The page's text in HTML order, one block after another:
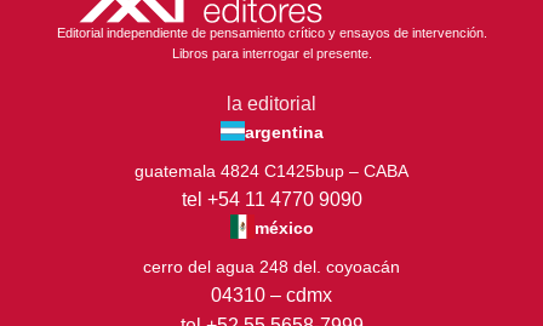
Editorial independiente de pensamiento crítico y ensayos de intervención.
Libros para interrogar el presente.
la editorial
argentina
guatemala 4824 C1425bup – CABA
tel +54 11 4770 9090
méxico
cerro del agua 248 del. coyoacán
04310 – cdmx